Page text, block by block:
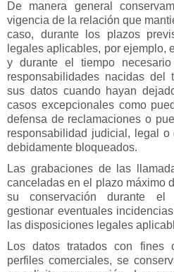
De manera general
vigencia de la relación que
caso, durante los plazos
legales aplicables, por ejemplo,
y durante el tiempo
responsabilidades nacidas del
sus datos cuando hayan
casos excepcionales como
defensa de reclamaciones o
responsabilidad judicial, legal o
debidamente bloqueados.
Las grabaciones de las
canceladas en el plazo máximo
su conservación durante el
gestionar eventuales
las disposiciones legales
Los datos tratados con fines
perfiles comerciales, se